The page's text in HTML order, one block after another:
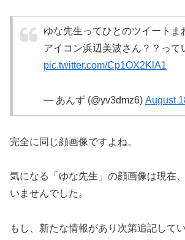
ゆな先生ってひとのツイートま
アイコン浜辺美波さん？？って
pic.twitter.com/Cp1OX2KlA1
— あんず (@yv3dmz6) August
完全に同じ顔画像ですよね。
気になる「ゆな先生」の顔画像は現在
いませんでした。
もし、新たな情報があり次第追記して